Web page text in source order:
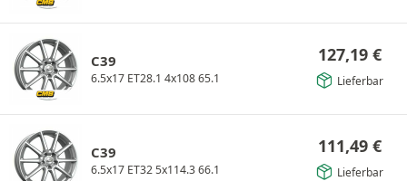
C39
6.5x17 ET28.1 4x108 65.1
127,19 €
Lieferbar
C39
6.5x17 ET32 5x114.3 66.1
111,49 €
Lieferbar